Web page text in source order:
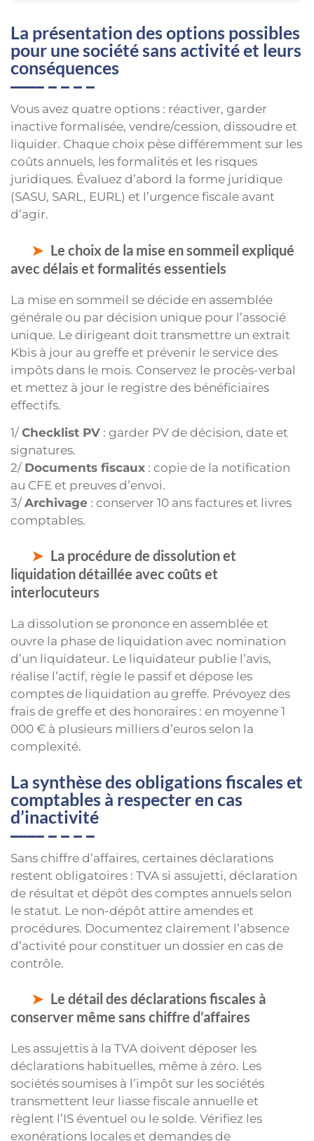
La présentation des options possibles
pour une société sans activité et leurs
conséquences
Vous avez quatre options : réactiver, garder
inactive formalisée, vendre/cession, dissoudre et
liquider. Chaque choix pèse différemment sur les
coûts annuels, les formalités et les risques
juridiques. Évaluez d’abord la forme juridique
(SASU, SARL, EURL) et l’urgence fiscale avant
d’agir.
Le choix de la mise en sommeil expliqué
avec délais et formalités essentiels
La mise en sommeil se décide en assemblée
générale ou par décision unique pour l’associé
unique. Le dirigeant doit transmettre un extrait
Kbis à jour au greffe et prévenir le service des
impôts dans le mois. Conservez le procès-verbal
et mettez à jour le registre des bénéficiaires
effectifs.
1/ Checklist PV : garder PV de décision, date et
signatures.
2/ Documents fiscaux : copie de la notification
au CFE et preuves d’envoi.
3/ Archivage : conserver 10 ans factures et livres
comptables.
La procédure de dissolution et
liquidation détaillée avec coûts et
interlocuteurs
La dissolution se prononce en assemblée et
ouvre la phase de liquidation avec nomination
d’un liquidateur. Le liquidateur publie l’avis,
réalise l’actif, règle le passif et dépose les
comptes de liquidation au greffe. Prévoyez des
frais de greffe et des honoraires : en moyenne 1
000 € à plusieurs milliers d’euros selon la
complexité.
La synthèse des obligations fiscales et
comptables à respecter en cas
d’inactivité
Sans chiffre d’affaires, certaines déclarations
restent obligatoires : TVA si assujetti, déclaration
de résultat et dépôt des comptes annuels selon
le statut. Le non-dépôt attire amendes et
procédures. Documentez clairement l’absence
d’activité pour constituer un dossier en cas de
contrôle.
Le détail des déclarations fiscales à
conserver même sans chiffre d’affaires
Les assujettis à la TVA doivent déposer les
déclarations habituelles, même à zéro. Les
sociétés soumises à l’impôt sur les sociétés
transmettent leur liasse fiscale annuelle et
règlent l’IS éventuel ou le solde. Vérifiez les
exonérations locales et demandes de